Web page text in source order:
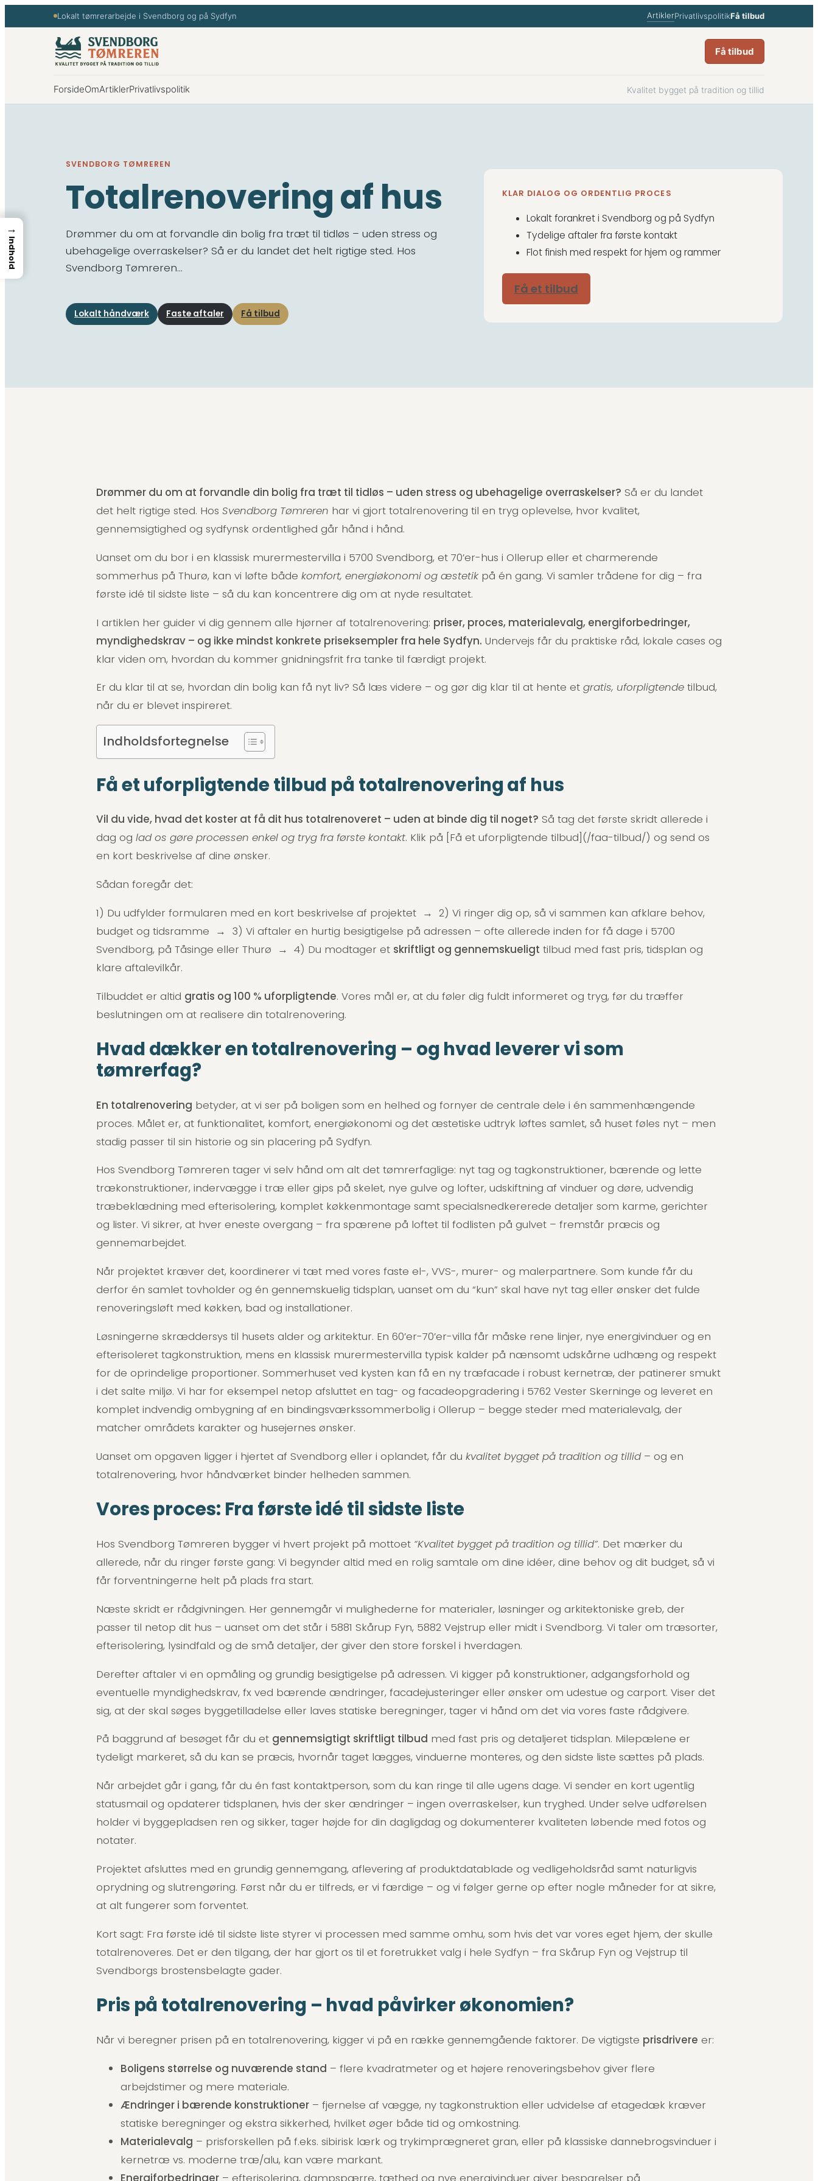
til
Lokalt tømrerarbejde i Svendborg og på Sydfyn ArtiklerPrivatlivspolitikFå tilbud
Få tilbud
ForsideOmArtiklerPrivatlivspolitik Kvalitet bygget på tradition og tillid
SVENDBORG TØMREREN
Totalrenovering af hus
Drømmer du om at forvandle din bolig fra træt til tidløs – uden stress og
ubehagelige overraskelser? Så er du landet det helt rigtige sted. Hos
Svendborg Tømreren…
Lokalt håndværk Faste aftaler Få tilbud
KLAR DIALOG OG ORDENTLIG PROCES
Lokalt forankret i Svendborg og på Sydfyn
Tydelige aftaler fra første kontakt
Flot finish med respekt for hjem og rammer
Få et tilbud
Drømmer du om at forvandle din bolig fra træt til tidløs – uden stress og ubehagelige overraskelser? Så er du landet
det helt rigtige sted. Hos Svendborg Tømreren har vi gjort totalrenovering til en tryg oplevelse, hvor kvalitet,
gennemsigtighed og sydfynsk ordentlighed går hånd i hånd.
Uanset om du bor i en klassisk murermestervilla i 5700 Svendborg, et 70’er-hus i Ollerup eller et charmerende
sommerhus på Thurø, kan vi løfte både komfort, energiøkonomi og æstetikpå én gang. Vi samler trådene for dig – fra
første idé til sidste liste – så du kan koncentrere dig om at nyde resultatet.
I artiklen her guider vi dig gennem alle hjørner af totalrenovering: priser, proces, materialevalg, energiforbedringer,
myndighedskrav – og ikke mindst konkrete priseksempler fra hele Sydfyn. Undervejs får du praktiske råd, lokale cases og
klar viden om, hvordan du kommer gnidningsfrit fra tanke til færdigt projekt.
Er du klar til at se, hvordan din bolig kan få nyt liv? Så læs videre – og gør dig klar til at hente et gratis, uforpligtende tilbud,
når du er blevet inspireret.
Indholdsfortegnelse
Få et uforpligtende tilbud på totalrenovering af hus
Vil du vide, hvad det koster at få dit hus totalrenoveret – uden at binde dig til noget? Så tag det første skridt allerede i
dag og lad os gøre processen enkel og tryg fra første kontakt. Klik på [Få et uforpligtende tilbud](/faa-tilbud/) og send os
en kort beskrivelse af dine ønsker.
Sådan foregår det:
1) Du udfylder formularen med en kort beskrivelse af projektet → 2) Vi ringer dig op, så vi sammen kan afklare behov,
budget og tidsramme → 3) Vi aftaler en hurtig besigtigelse på adressen – ofte allerede inden for få dage i 5700
Svendborg, på Tåsinge eller Thurø → 4) Du modtager et skriftligt og gennemskueligt tilbud med fast pris, tidsplan og
klare aftalevilkår.
Tilbuddet er altid gratis og 100 % uforpligtende. Vores mål er, at du føler dig fuldt informeret og tryg, før du træffer
beslutningen om at realisere din totalrenovering.
Hvad dækker en totalrenovering – og hvad leverer vi som
tømrerfag?
En totalrenovering betyder, at vi ser på boligen som en helhed og fornyer de centrale dele i én sammenhængende
proces. Målet er, at funktionalitet, komfort, energiøkonomi og det æstetiske udtryk løftes samlet, så huset føles nyt – men
stadig passer til sin historie og sin placering på Sydfyn.
Hos Svendborg Tømreren tager vi selv hånd om alt det tømrerfaglige: nyt tag og tagkonstruktioner, bærende og lette
trækonstruktioner, indervægge i træ eller gips på skelet, nye gulve og lofter, udskiftning af vinduer og døre, udvendig
træbeklædning med efterisolering, komplet køkkenmontage samt specialsnedkererede detaljer som karme, gerichter
og lister. Vi sikrer, at hver eneste overgang – fra spærene på loftet til fodlisten på gulvet – fremstår præcis og
gennemarbejdet.
Når projektet kræver det, koordinerer vi tæt med vores faste el-, VVS-, murer- og malerpartnere. Som kunde får du
derfor én samlet tovholder og én gennemskuelig tidsplan, uanset om du “kun” skal have nyt tag eller ønsker det fulde
renoveringsløft med køkken, bad og installationer.
Løsningerne skræddersys til husets alder og arkitektur. En 60’er-70’er-villa får måske rene linjer, nye energivinduer og en
efterisoleret tagkonstruktion, mens en klassisk murermestervilla typisk kalder på nænsomt udskårne udhæng og respekt
for de oprindelige proportioner. Sommerhuset ved kysten kan få en ny træfacade i robust kernetræ, der patinerer smukt
i det salte miljø. Vi har for eksempel netop afsluttet en tag- og facadeopgradering i 5762 Vester Skerninge og leveret en
komplet indvendig ombygning af en bindingsværkssommerbolig i Ollerup – begge steder med materialevalg, der
matcher områdets karakter og husejernes ønsker.
Uanset om opgaven ligger i hjertet af Svendborg eller i oplandet, får du kvalitet bygget på tradition og tillid– og en
totalrenovering, hvor håndværket binder helheden sammen.
Vores proces: Fra første idé til sidste liste
Hos Svendborg Tømreren bygger vi hvert projekt på mottoet “Kvalitet bygget på tradition og tillid”. Det mærker du
allerede, når du ringer første gang: Vi begynder altid med en rolig samtale om dine idéer, dine behov og dit budget, så vi
får forventningerne helt på plads fra start.
Næste skridt er rådgivningen. Her gennemgår vi mulighederne for materialer, løsninger og arkitektoniske greb, der
passer til netop dit hus – uanset om det står i 5881 Skårup Fyn, 5882 Vejstrup eller midt i Svendborg. Vi taler om træsorter,
efterisolering, lysindfald og de små detaljer, der giver den store forskel i hverdagen.
Derefter aftaler vi en opmåling og grundig besigtigelse på adressen. Vi kigger på konstruktioner, adgangsforhold og
eventuelle myndighedskrav, fx ved bærende ændringer, facadejusteringer eller ønsker om udestue og carport. Viser det
sig, at der skal søges byggetilladelse eller laves statiske beregninger, tager vi hånd om det via vores faste rådgivere.
På baggrund af besøget får du et gennemsigtigt skriftligt tilbud med fast pris og detaljeret tidsplan. Milepælene er
tydeligt markeret, så du kan se præcis, hvornår taget lægges, vinduerne monteres, og den sidste liste sættes på plads.
Når arbejdet går i gang, får du én fast kontaktperson, som du kan ringe til alle ugens dage. Vi sender en kort ugentlig
statusmail og opdaterer tidsplanen, hvis der sker ændringer – ingen overraskelser, kun tryghed. Under selve udførelsen
holder vi byggepladsen ren og sikker, tager højde for din dagligdag og dokumenterer kvaliteten løbende med fotos og
notater.
Projektet afsluttes med en grundig gennemgang, aflevering af produktdatablade og vedligeholdsråd samt naturligvis
oprydning og slutrengøring. Først når du er tilfreds, er vi færdige – og vi følger gerne op efter nogle måneder for at sikre,
at alt fungerer som forventet.
Kort sagt: Fra første idé til sidste liste styrer vi processen med samme omhu, som hvis det var vores eget hjem, der skulle
totalrenoveres. Det er den tilgang, der har gjort os til et foretrukket valg i hele Sydfyn – fra Skårup Fyn og Vejstrup til
Svendborgs brostensbelagte gader.
Pris på totalrenovering – hvad påvirker økonomien?
Når vi beregner prisen på en totalrenovering, kigger vi på en række gennemgående faktorer. De vigtigste prisdrivere er:
Boligens størrelse og nuværende stand – flere kvadratmeter og et højere renoveringsbehov giver flere
arbejdstimer og mere materiale.
Ændringer i bærende konstruktioner – fjernelse af vægge, ny tagkonstruktion eller udvidelse af etagedæk kræver
statiske beregninger og ekstra sikkerhed, hvilket øger både tid og omkostning.
Materialevalg – prisforskellen på f.eks. sibirisk lærk og trykimprægneret gran, eller på klassiske dannebrogsvinduer i
kernetræ vs. moderne træ/alu, kan være markant.
Energiforbedringer – efterisolering, dampspærre, tæthed og nye energivinduer giver besparelser på
→
Indhold